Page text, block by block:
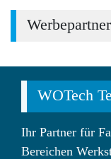
Werbepartner
WOTech
Ihr Partner für
Bereichen